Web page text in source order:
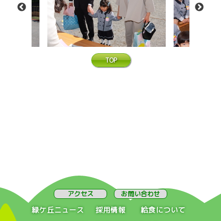
TOP
アクセス お問い合わせ
緑ケ丘ニュース 採用情報 給食について